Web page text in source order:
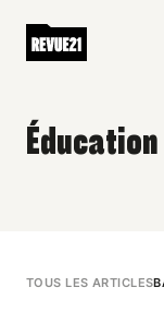
Éducation
TOUS LES ARTICLES